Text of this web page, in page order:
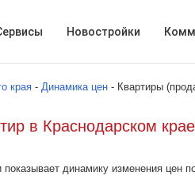
Новостройки
края - Динамика цен - Квартиры
в Краснодарском крае
динамику изменения цен